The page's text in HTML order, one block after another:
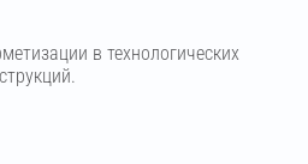
в технологических